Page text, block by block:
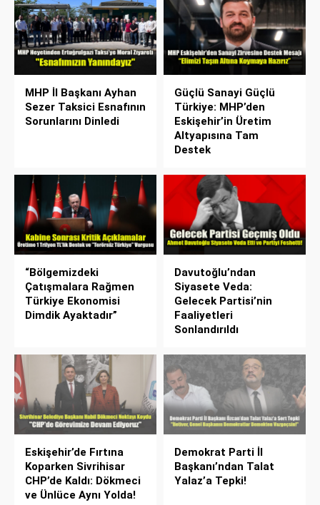
MHP İl Başkanı Ayhan
Sezer Taksici Esnafının
Sorunlarını Dinledi
Güçlü Sanayi Güçlü
Türkiye: MHP’den
Eskişehir’in Üretim
Altyapısına Tam
Destek
“Bölgemizdeki
Çatışmalara Rağmen
Türkiye Ekonomisi
Dimdik Ayaktadır”
Davutoğlu’ndan
Siyasete Veda:
Gelecek Partisi’nin
Faaliyetleri
Sonlandırıldı
Eskişehir’de Fırtına
Koparken Sivrihisar
CHP’de Kaldı: Dökmeci
ve Ünlüce Aynı Yolda!
Demokrat Parti İl
Başkanı’ndan Talat
Yalaz’a Tepki!